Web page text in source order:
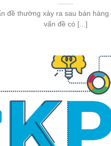
đề thường xảy ra sau bán hàng
vấn đề có [...]